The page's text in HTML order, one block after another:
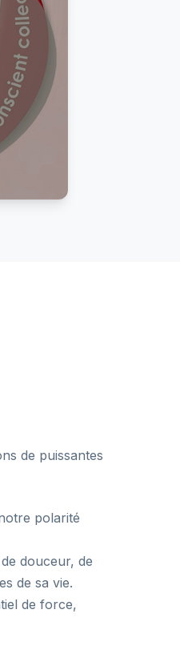
de puissantes
polarité
douceur, de
de sa vie.
de force,